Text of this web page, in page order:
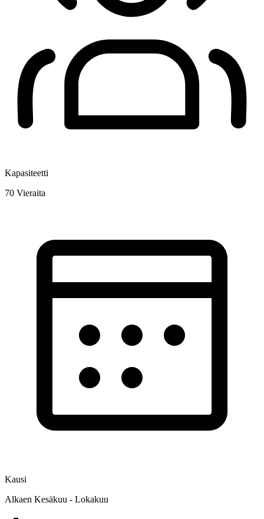
Kapasiteetti
70 Vieraita
Kausi
Alkaen Kesäkuu - Lokakuu